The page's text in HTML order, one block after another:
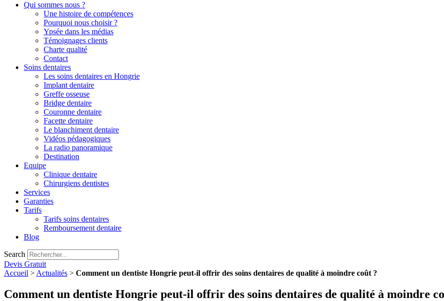
Qui sommes nous ?
Une histoire de compétences
Pourquoi nous choisir ?
Ypsée dans les médias
Témoignages clients
Charte qualité
Contact
Soins dentaires
Les soins dentaires en Hongrie
Implant dentaire
Greffe osseuse
Bridge dentaire
Couronne dentaire
Facette dentaire
Le blanchiment dentaire
Vidéos pédagogiques
La radio panoramique
Destination
Equipe
Clinique dentaire
Chirurgiens dentistes
Services
Garanties
Tarifs
Tarifs soins dentaires
Remboursement dentaire
Blog
Search
Devis Gratuit
Accueil > Actualités > Comment un dentiste Hongrie peut-il offrir des soins dentaires de qualité à moindre coût ?
Comment un dentiste Hongrie peut-il offrir des soins dentaires de qualité à moindre